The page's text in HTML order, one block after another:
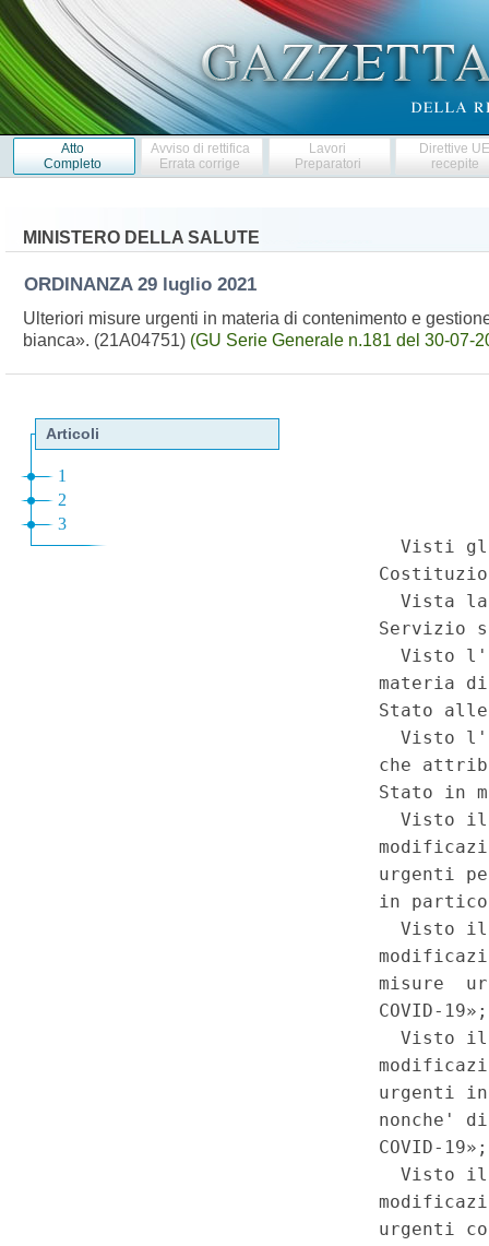
Atto
Completo
Avviso di rettifica
Errata corrige
Lavori
Preparatori
Direttive
recepite
MINISTERO DELLA SALUTE
ORDINANZA 29 luglio 2021
Ulteriori misure urgenti in materia di contenimento e
bianca». (21A04751) (GU Serie Generale n.181 del 30-07-